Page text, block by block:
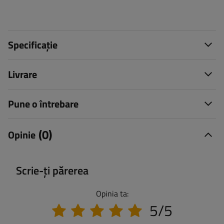
Specificație
Livrare
Pune o întrebare
Opinie (0)
Scrie-ți părerea
Opinia ta:
5/5